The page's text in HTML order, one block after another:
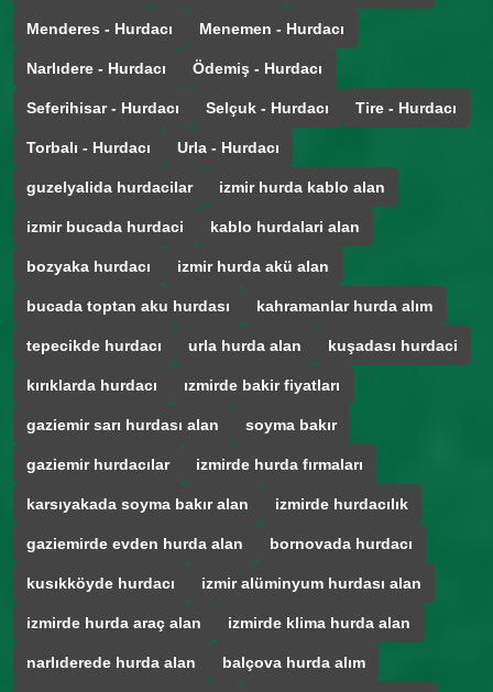
Menderes - Hurdacı Menemen - Hurdacı
Narlıdere - Hurdacı Ödemiş - Hurdacı
Seferihisar - Hurdacı Selçuk - Hurdacı Tire - Hurdacı
Torbalı - Hurdacı Urla - Hurdacı
guzelyalida hurdacilar izmir hurda kablo alan
izmir bucada hurdaci kablo hurdalari alan
bozyaka hurdacı izmir hurda akü alan
bucada toptan aku hurdası kahramanlar hurda alım
tepecikde hurdacı urla hurda alan kuşadası hurdaci
kırıklarda hurdacı ızmirde bakir fiyatları
gaziemir sarı hurdası alan soyma bakır
gaziemir hurdacılar izmirde hurda fırmaları
karsıyakada soyma bakır alan izmirde hurdacılık
gaziemirde evden hurda alan bornovada hurdacı
kusıkköyde hurdacı izmir alüminyum hurdası alan
izmirde hurda araç alan izmirde klima hurda alan
narlıderede hurda alan balçova hurda alım